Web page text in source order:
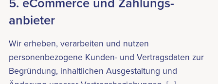
5. eCommerce und Zahlungs­
anbieter
Wir erheben, verarbeiten und nutzen
personenbezogene Kunden- und Vertragsdaten zur
Begründung, inhaltlichen Ausgestaltung und